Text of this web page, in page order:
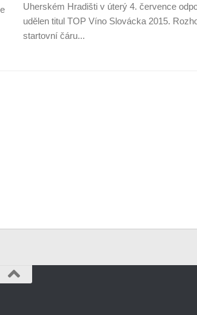
Uherském Hradišti v úterý 4. července
udělen titul TOP Víno Slovácka 2015.
startovní čáru...